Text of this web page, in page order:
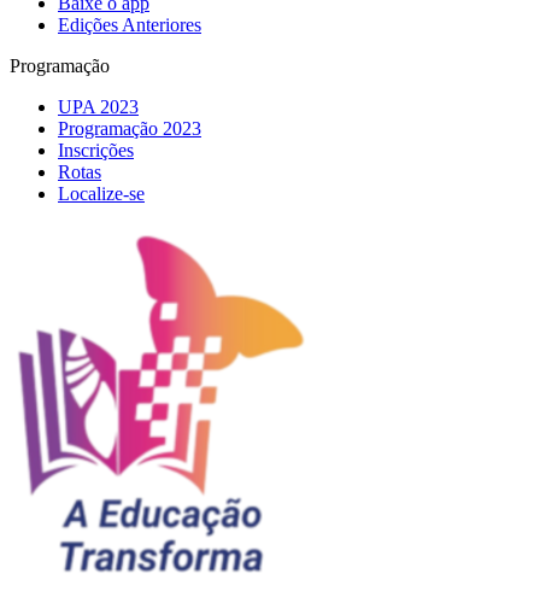
Edições Anteriores
Programação
UPA 2023
Programação 2023
Inscrições
Rotas
Localize-se